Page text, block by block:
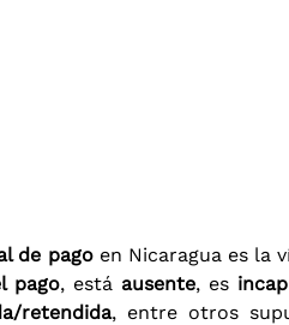
de pagoen Nicaragua es la
pago, está ausente, es
retendida, entre otros